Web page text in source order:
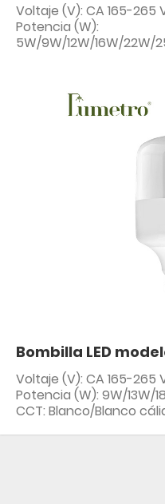
Voltaje (V): CA 165-265
Potencia (W):
5W/9W/12W/16W/
Bombilla LED
Voltaje (V): CA 165-265
Potencia (W): 9W/13W/
CCT: Blanco/Blanco